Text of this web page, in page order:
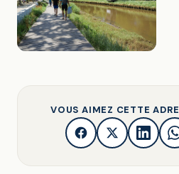
VOUS AIMEZ CETTE